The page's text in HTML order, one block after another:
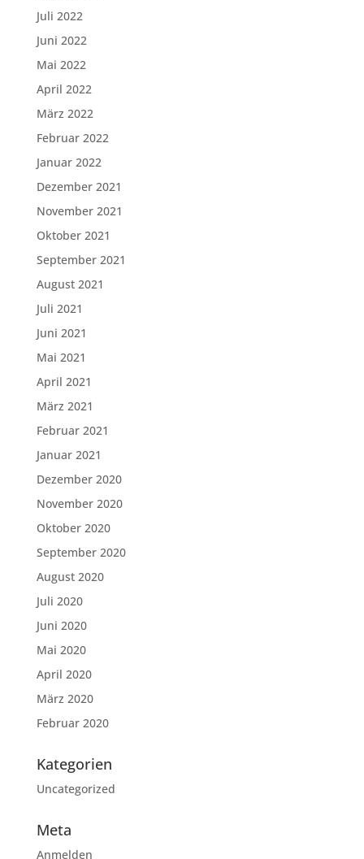
Juli 2022
Juni 2022
Mai 2022
April 2022
März 2022
Februar 2022
Januar 2022
Dezember 2021
November 2021
Oktober 2021
September 2021
August 2021
Juli 2021
Juni 2021
Mai 2021
April 2021
März 2021
Februar 2021
Januar 2021
Dezember 2020
November 2020
Oktober 2020
September 2020
August 2020
Juli 2020
Juni 2020
Mai 2020
April 2020
März 2020
Februar 2020
Kategorien
Uncategorized
Meta
Anmelden